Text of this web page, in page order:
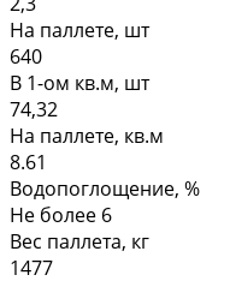
На паллете, шт
640
В 1-ом кв.м, шт
74,32
На паллете, кв.м
8.61
Водопоглощение, %
Не более 6
Вес паллета, кг
1477